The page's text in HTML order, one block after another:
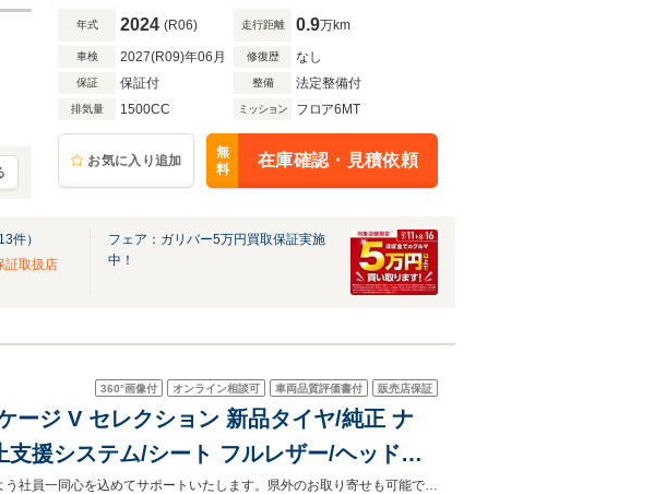
スマートキー
年式 2024 (R06) 走行距離 0.9万km
車検 2027(R09)年06月 修復歴 なし
保証 保証付 整備 法定整備付
排気量 1500CC ミッション フロア6MT
お気に入り追加
無
料
在庫確認・見積依頼
13件）
証取扱店
フェア：ガリバー5万円買取保証実施
中！
360°画像付 オンライン相談可 車両品質評価書付 販売店保証
ージ V セレクション 新品タイヤ/純正 ナ
援システム/シート フルレザー/ヘッドラ
防止装置/クルーズコントロール/フルセグお客様が安心してカーライフをお楽しみいただけるよう社員一同心を込めてサポートいたします。県外のお取り寄せも可能です！是非お気軽にご相談ください。